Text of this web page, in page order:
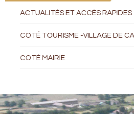
ACTUALITÉS ET ACCÈS RAPIDES
COTÉ TOURISME -VILLAGE DE
COTÉ MAIRIE